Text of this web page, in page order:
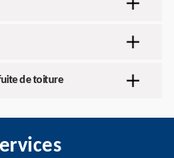
de toiture